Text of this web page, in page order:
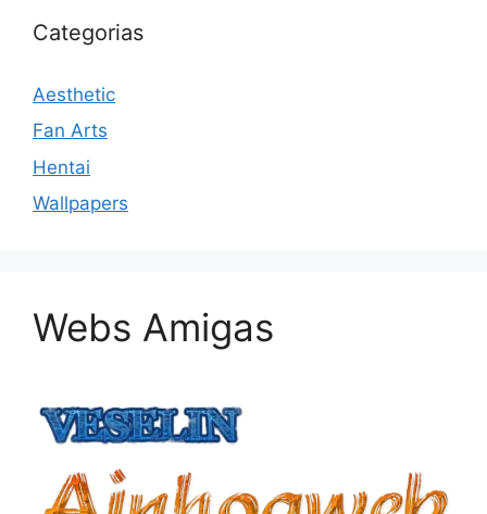
Categorias
Aesthetic
Fan Arts
Hentai
Wallpapers
Webs Amigas